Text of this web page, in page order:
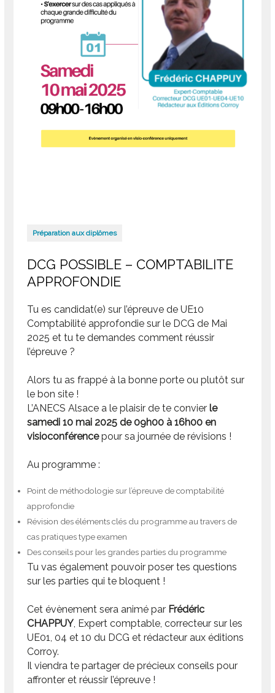
Préparation aux diplômes
DCG POSSIBLE – COMPTABILITE
APPROFONDIE
Tu es candidat(e) sur l’épreuve de UE10
Comptabilité approfondie sur le DCG de Mai
2025 et tu te demandes comment réussir
l’épreuve ?
Alors tu as frappé à la bonne porte ou plutôt sur
le bon site !
L’ANECS Alsace a le plaisir de te convierle
samedi 10 mai 2025 de 09h00 à 16h00 en
visioconférencepour sa journée de révisions !
Au programme :
Point de méthodologie sur l’épreuve de comptabilité
approfondie
Révision des éléments clés du programme au travers de
cas pratiques type examen
Des conseils pour les grandes parties du programme
Tu vas également pouvoir poser tes questions
sur les parties qui te bloquent !
Cet évènement sera animé par Frédéric
CHAPPUY, Expert comptable, correcteur sur les
UE01, 04 et 10 du DCG et rédacteur aux éditions
Corroy.
Il viendra te partager de précieux conseils pour
affronter et réussir l’épreuve !